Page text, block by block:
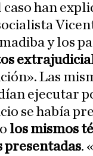
han
y los
Las
ejecutar
se había
los mismos
presentadas.